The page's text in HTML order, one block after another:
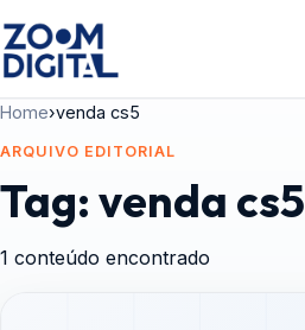
Home›venda cs5
ARQUIVO EDITORIAL
Tag:venda cs5
1 conteúdo encontrado